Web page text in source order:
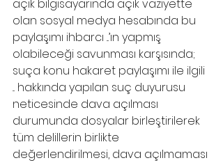
açık bilgisayarında açık vaziyette
olan sosyal medya hesabında bu
paylaşımı ihbarcı ...’ın yapmış
olabileceği savunması karşısında;
suça konu hakaret paylaşımı ile ilgili
... hakkında yapılan suç duyurusu
neticesinde dava açılması
durumunda dosyalar birleştirilerek
tüm delillerin birlikte
değerlendirilmesi, dava açılmaması